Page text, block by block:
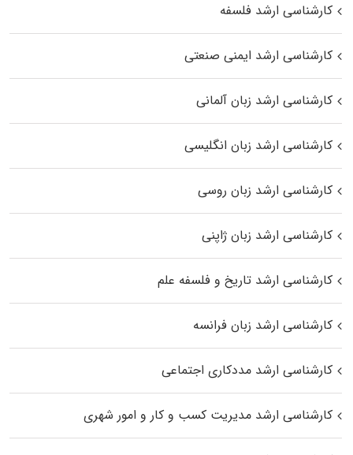
کارشناسی ارشد فلسفه
کارشناسی ارشد ایمنی صنعتی
کارشناسی ارشد زبان آلمانی
کارشناسی ارشد زبان انگلیسی
کارشناسی ارشد زبان روسی
کارشناسی ارشد زبان ژاپنی
کارشناسی ارشد تاریخ و فلسفه علم
کارشناسی ارشد زبان فرانسه
کارشناسی ارشد مددکاری اجتماعی
کارشناسی ارشد مدیریت کسب و کار و امور شهری